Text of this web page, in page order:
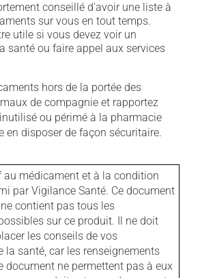
conseillé d'avoir une liste à
sur vous en tout temps.
utile si vous devez voir un
santé ou faire appel aux services
hors de la portée des
de compagnie et rapportez
ou périmé à la pharmacie
en disposer de façon sécuritaire.
au médicament et à la condition
par Vigilance Santé. Ce document
contient pas tous les
sur ce produit. Il ne doit
les conseils de vos
la santé, car les renseignements
document ne permettent pas à eux